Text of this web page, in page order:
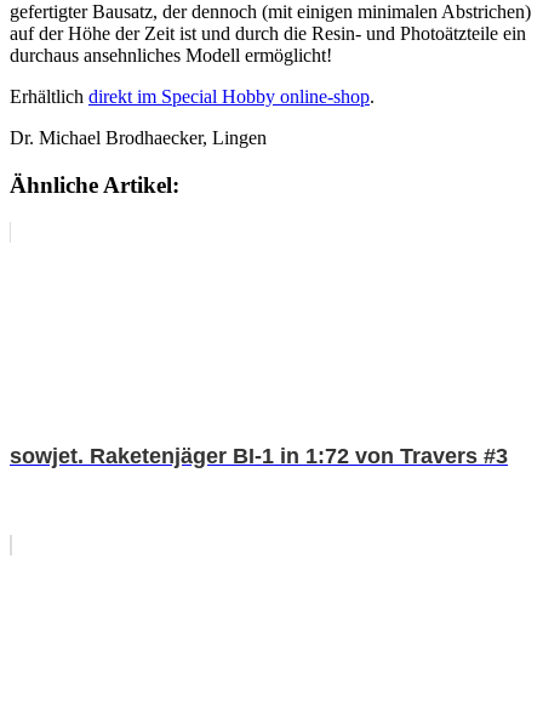
gefertigter Bausatz, der dennoch (mit einigen minimalen Abstrichen)
auf der Höhe der Zeit ist und durch die Resin- und Photoätzteile ein
durchaus ansehnliches Modell ermöglicht!
Erhältlich direkt im Special Hobby online-shop.
Dr. Michael Brodhaecker, Lingen
Ähnliche Artikel:
sowjet. Raketenjäger BI-1 in 1:72 von Travers #3